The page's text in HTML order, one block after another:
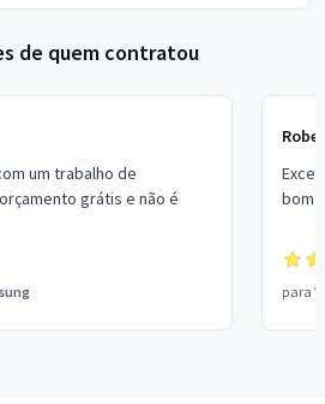
de quem contratou
um trabalho de
grátis e não é
bom
para